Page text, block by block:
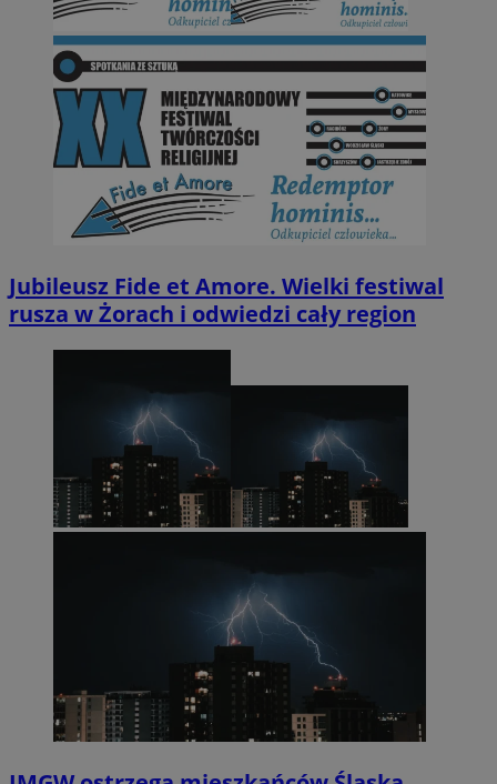
Jubileusz Fide et Amore. Wielki festiwal
rusza w Żorach i odwiedzi cały region